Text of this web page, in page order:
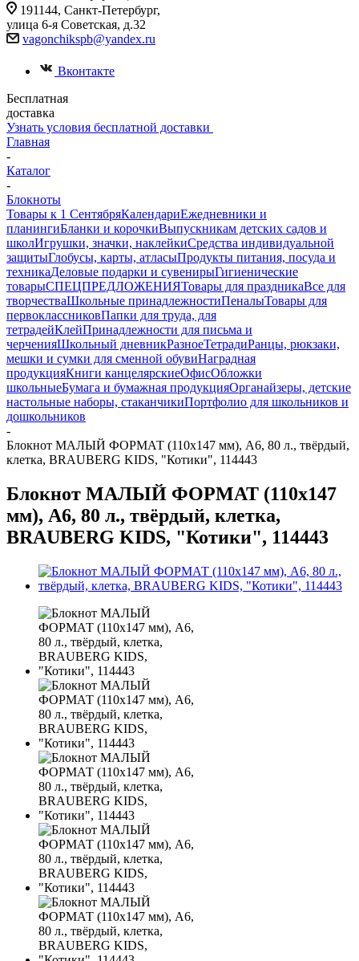
191144, Санкт-Петербург,
улица 6-я Советская, д.32
vagonchikspb@yandex.ru
Вконтакте
Бесплатная
доставка
Узнать условия бесплатной доставки
Главная
-
Каталог
-
Блокноты
Товары к 1 СентябряКалендариЕжедневники и
планингиБланки и корочкиВыпускникам детских садов и
школИгрушки, значки, наклейкиСредства индивидуальной
защитыГлобусы, карты, атласыПродукты питания, посуда и
техникаДеловые подарки и сувенирыГигиенические
товарыСПЕЦПРЕДЛОЖЕНИЯТовары для праздникаВсе для
творчестваШкольные принадлежностиПеналыТовары для
первоклассниковПапки для труда, для
тетрадейКлейПринадлежности для письма и
черченияШкольный дневникРазноеТетрадиРанцы, рюкзаки,
мешки и сумки для сменной обувиНаградная
продукцияКниги канцелярскиеОфисОбложки
школьныеБумага и бумажная продукцияОрганайзеры, детские
настольные наборы, стаканчикиПортфолио для школьников и
дошкольников
-
Блокнот МАЛЫЙ ФОРМАТ (110х147 мм), А6, 80 л., твёрдый,
клетка, BRAUBERG KIDS, "Котики", 114443
Блокнот МАЛЫЙ ФОРМАТ (110х147
мм), А6, 80 л., твёрдый, клетка,
BRAUBERG KIDS, "Котики", 114443